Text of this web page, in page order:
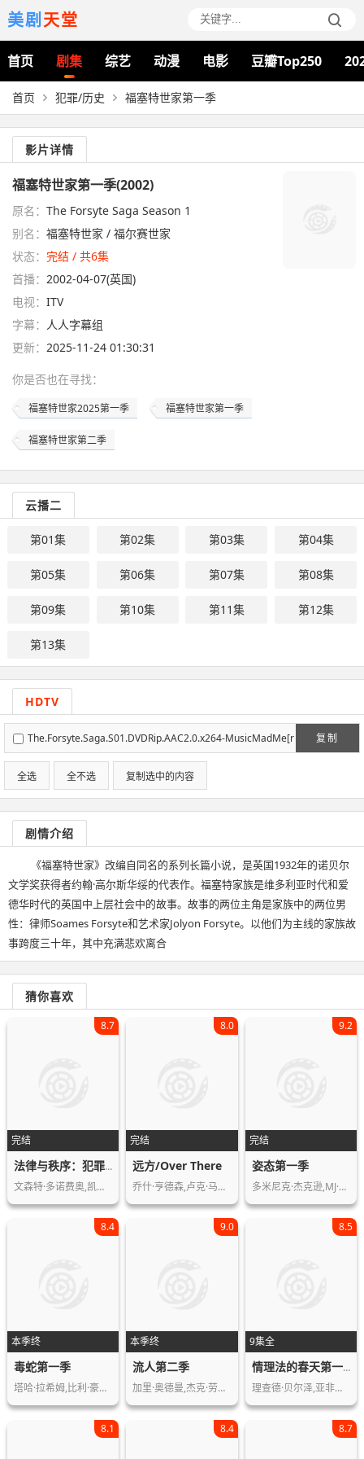
美剧天堂
首页 剧集 综艺 动漫 电影 豆瓣Top250
首页 犯罪/历史 福塞特世家第一季
影片详情
福塞特世家第一季(2002)
原名： The Forsyte Saga Season 1
别名： 福塞特世家 / 福尔赛世家
状态： 完结 / 共6集
首播： 2002-04-07(英国)
电视： ITV
字幕： 人人字幕组
更新： 2025-11-24 01:30:31
你是否也在寻找：
福塞特世家2025第一季 福塞特世家第一季
福塞特世家第二季
云播二
第01集 第02集 第03集 第04集
第05集 第06集 第07集 第08集
第09集 第10集 第11集 第12集
第13集
HDTV
复制
The.Forsyte.Saga.S01.DVDRip.AAC2.0.x264-MusicMadMe[r
artv]
全选 全不选 复制选中的内容
剧情介绍
《福塞特世家》改编自同名的系列长篇小说，是英国1932年的诺贝尔
文学奖获得者约翰·高尔斯华绥的代表作。福塞特家族是维多利亚时代和爱
德华时代的英国中上层社会中的故事。故事的两位主角是家族中的两位男
性：律师Soames Forsyte和艺术家Jolyon Forsyte。以他们为主线的家族故
事跨度三十年，其中充满悲欢离合
猜你喜欢
完结
8.7
法律与秩序：犯罪倾向第四季
文森特·多诺费奥,凯瑟琳·厄布,杰米·…
完结
8.0
远方/Over There
乔什·亨德森,卢克·马可法莱恩,埃里克…
完结
9.2
姿态第一季
多米尼克·杰克逊,MJ·罗德里格斯,埃文…
本季终
8.4
毒蛇第一季
塔哈·拉希姆,比利·豪尔,珍娜·科尔曼…
本季终
9.0
流人第二季
加里·奥德曼,杰克·劳登,克里斯汀·斯…
9集全
8.5
情理法的春天第一季
理查德·贝尔泽,亚非特·科托,克拉克·…
8.1 8.4 8.7